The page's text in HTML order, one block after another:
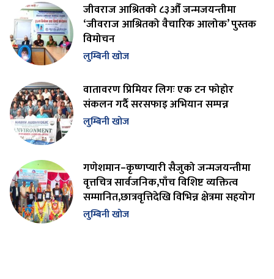
जीवराज आश्रितको ८३औँ जन्मजयन्तीमा
‘जीवराज आश्रितको वैचारिक आलोक’ पुस्तक
विमोचन
लुम्बिनी खोज
वातावरण प्रिमियर लिगः एक टन फोहोर
संकलन गर्दै सरसफाइ अभियान सम्पन्न
लुम्बिनी खोज
गणेशमान–कृष्णप्यारी सैजुको जन्मजयन्तीमा
वृत्तचित्र सार्वजनिक,पाँच विशिष्ट व्यक्तित्व
सम्मानित,छात्रवृत्तिदेखि विभिन्न क्षेत्रमा सहयोग
लुम्बिनी खोज